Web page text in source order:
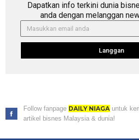
Dapatkan info terkini dunia
anda dengan melanggan
Langgan
Follow fanpage DAILY NIAGAuntuk
artikel bisnes Malaysia & dunia!